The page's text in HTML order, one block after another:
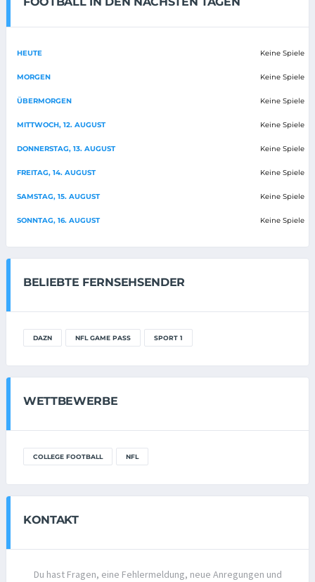
HEUTE Keine Spiele
MORGEN Keine Spiele
ÜBERMORGEN Keine Spiele
MITTWOCH, 12. AUGUST Keine Spiele
DONNERSTAG, 13. AUGUST Keine Spiele
FREITAG, 14. AUGUST Keine Spiele
SAMSTAG, 15. AUGUST Keine Spiele
SONNTAG, 16. AUGUST Keine Spiele
BELIEBTE FERNSEHSENDER
DAZN NFL GAME PASS SPORT 1
WETTBEWERBE
COLLEGE FOOTBALL NFL
KONTAKT
Du hast Fragen, eine Fehlermeldung, neue Anregungen und